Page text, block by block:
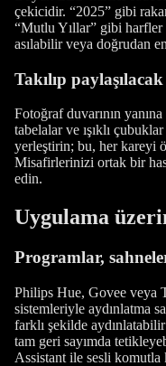
çekicidir. “2025” gibi
“Mutlu Yıllar” gibi
asılabilir veya doğrudan
Takılıp
Fotoğraf duvarının
tabelalar ve ışıklı
yerleştirin; bu, her kareyi
Misafirlerinizi ortak bir
edin.
Uygulama
Programlar,
Philips Hue, Govee veya
sistemleriyle aydınlatma
farklı şekilde
tam geri sayımda
Assistant ile sesli